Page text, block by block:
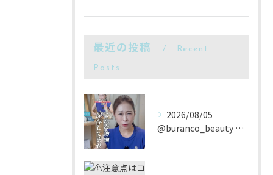
最近の投稿 Recent
Posts
2026/08/05
@buranco_beauty 歴12年の知見と根本美容💆‍...